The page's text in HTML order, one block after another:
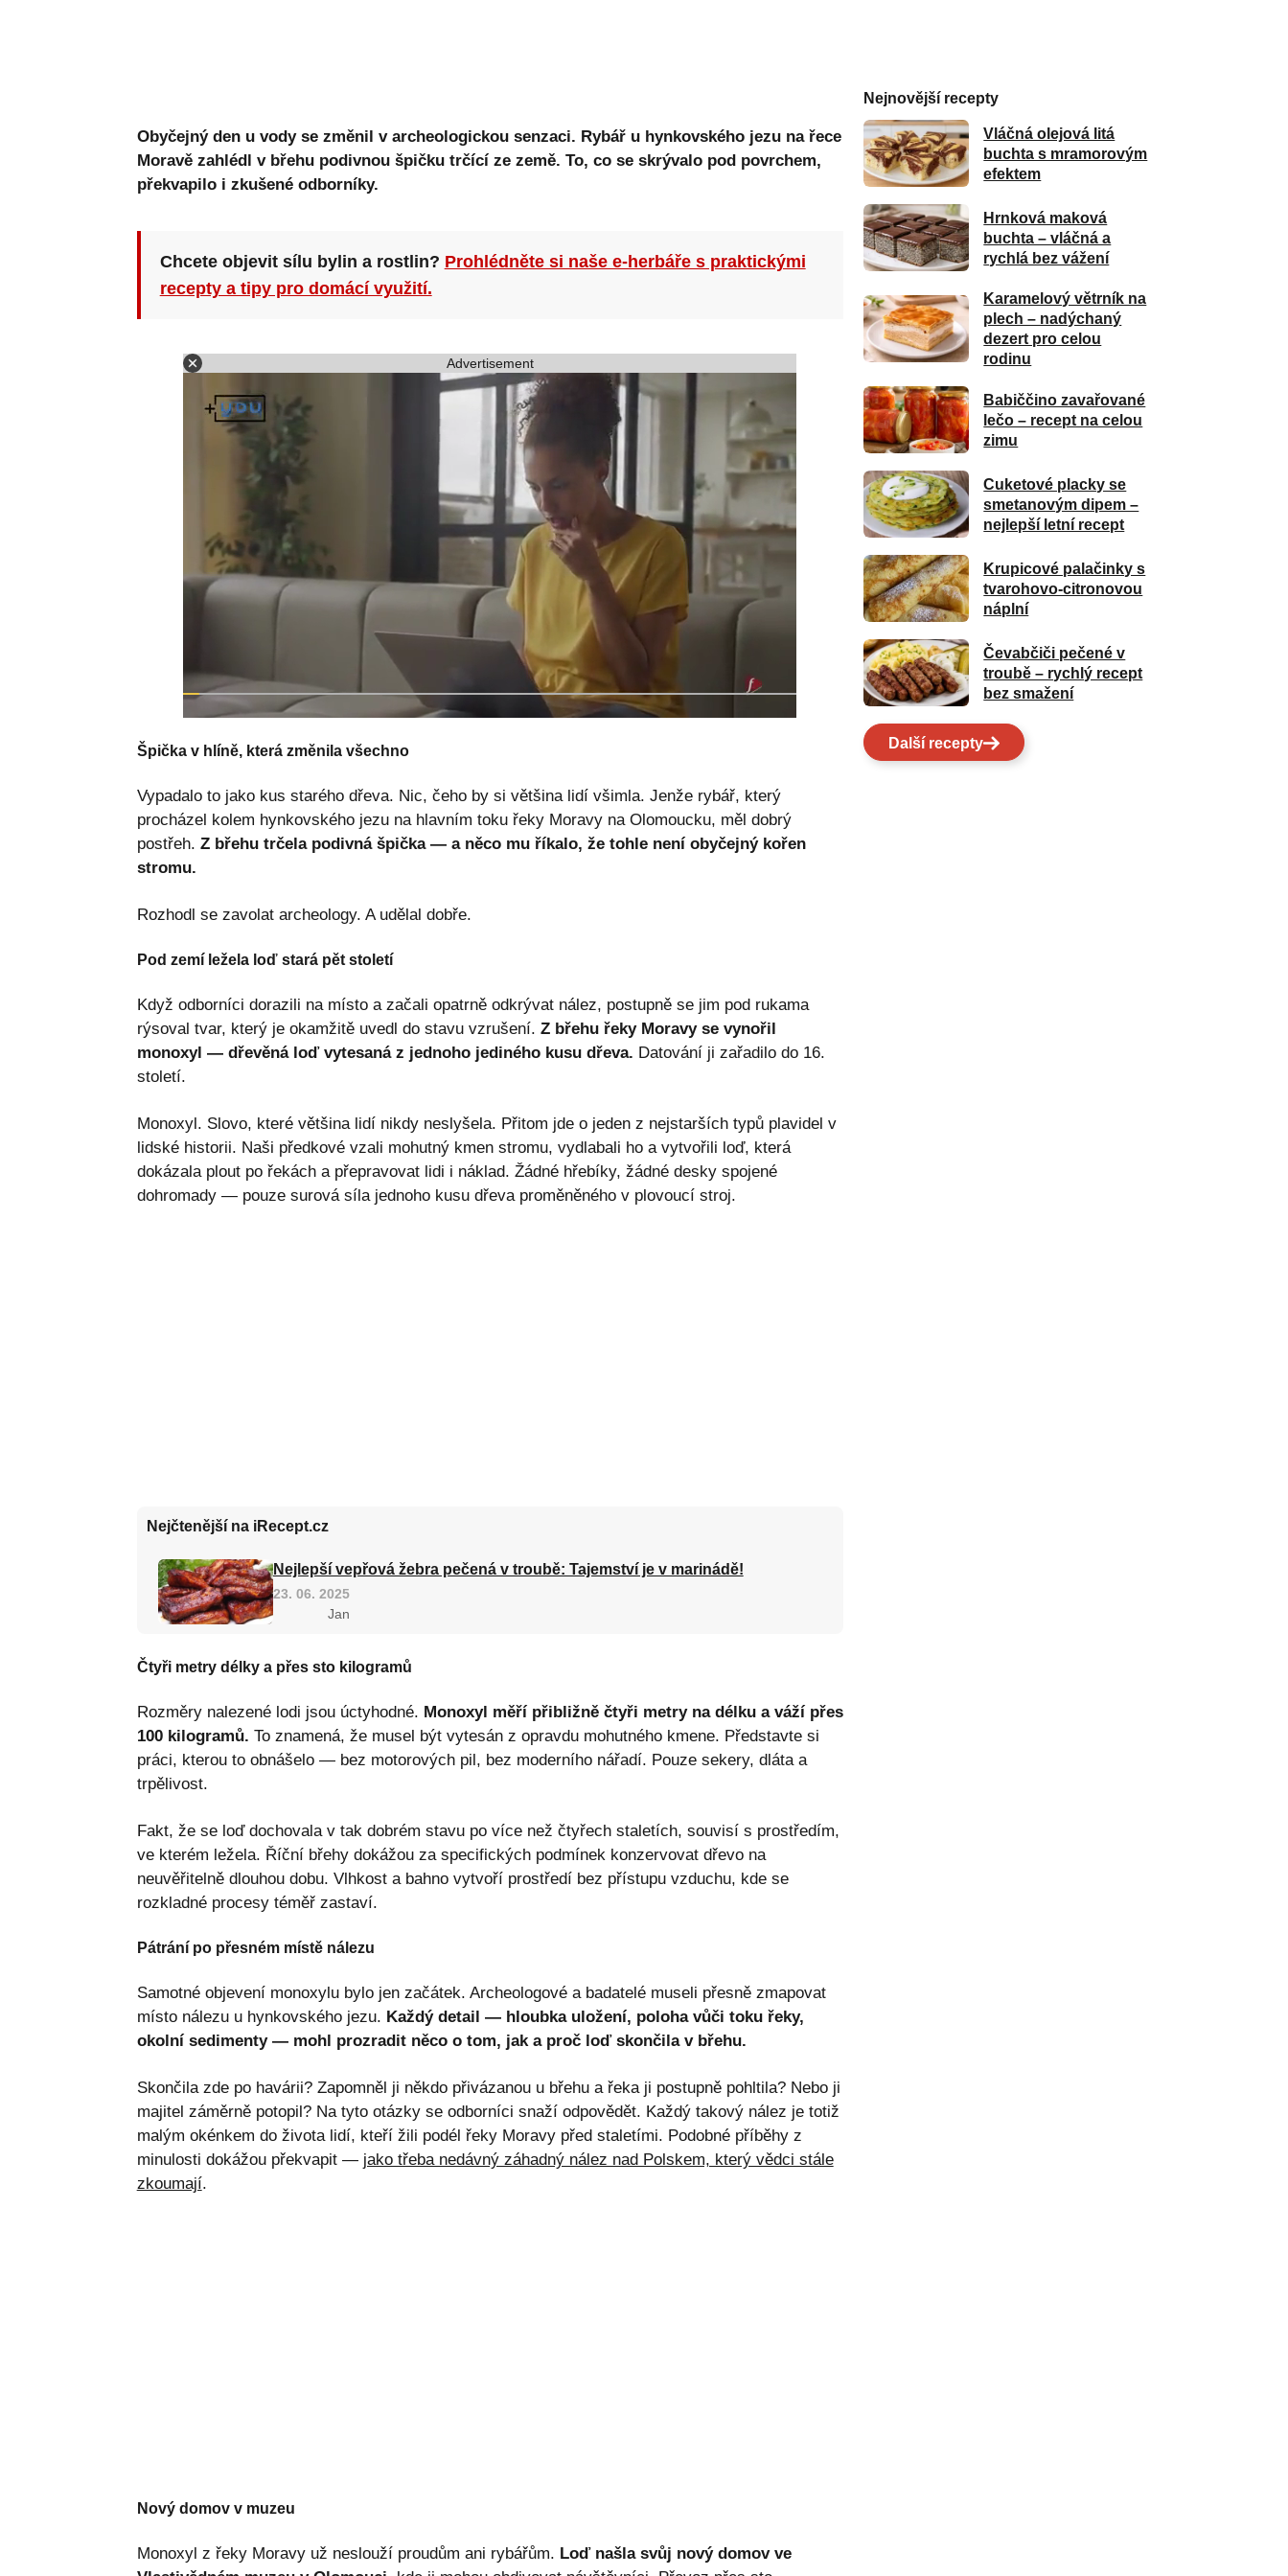
Obyčejný den u vody se změnil v archeologickou senzaci. Rybář u hynkovského jezu na řece
Moravě zahlédl v břehu podivnou špičku trčící ze země. To, co se skrývalo pod povrchem,
překvapilo i zkušené odborníky.
Chcete objevit sílu bylin a rostlin? Prohlédněte si naše e-herbáře s praktickými
recepty a tipy pro domácí využití.
Advertisement
Špička v hlíně, která změnila všechno
Vypadalo to jako kus starého dřeva. Nic, čeho by si většina lidí všimla. Jenže rybář, který
procházel kolem hynkovského jezu na hlavním toku řeky Moravy na Olomoucku, měl dobrý
postřeh. Z břehu trčela podivná špička — a něco mu říkalo, že tohle není obyčejný kořen
stromu.
Rozhodl se zavolat archeology. A udělal dobře.
Pod zemí ležela loď stará pět století
Když odborníci dorazili na místo a začali opatrně odkrývat nález, postupně se jim pod rukama
rýsoval tvar, který je okamžitě uvedl do stavu vzrušení. Z břehu řeky Moravy se vynořil
monoxyl — dřevěná loď vytesaná z jednoho jediného kusu dřeva. Datování ji zařadilo do 16.
století.
Monoxyl. Slovo, které většina lidí nikdy neslyšela. Přitom jde o jeden z nejstarších typů plavidel v
lidské historii. Naši předkové vzali mohutný kmen stromu, vydlabali ho a vytvořili loď, která
dokázala plout po řekách a přepravovat lidi i náklad. Žádné hřebíky, žádné desky spojené
dohromady — pouze surová síla jednoho kusu dřeva proměněného v plovoucí stroj.
Nejčtenější na iRecept.cz
Nejlepší vepřová žebra pečená v troubě: Tajemství je v marinádě!
23. 06. 2025
Jan
Čtyři metry délky a přes sto kilogramů
Rozměry nalezené lodi jsou úctyhodné. Monoxyl měří přibližně čtyři metry na délku a váží přes
100 kilogramů. To znamená, že musel být vytesán z opravdu mohutného kmene. Představte si
práci, kterou to obnášelo — bez motorových pil, bez moderního nářadí. Pouze sekery, dláta a
trpělivost.
Fakt, že se loď dochovala v tak dobrém stavu po více než čtyřech staletích, souvisí s prostředím,
ve kterém ležela. Říční břehy dokážou za specifických podmínek konzervovat dřevo na
neuvěřitelně dlouhou dobu. Vlhkost a bahno vytvoří prostředí bez přístupu vzduchu, kde se
rozkladné procesy téměř zastaví.
Pátrání po přesném místě nálezu
Samotné objevení monoxylu bylo jen začátek. Archeologové a badatelé museli přesně zmapovat
místo nálezu u hynkovského jezu. Každý detail — hloubka uložení, poloha vůči toku řeky,
okolní sedimenty — mohl prozradit něco o tom, jak a proč loď skončila v břehu.
Skončila zde po havárii? Zapomněl ji někdo přivázanou u břehu a řeka ji postupně pohltila? Nebo ji
majitel záměrně potopil? Na tyto otázky se odborníci snaží odpovědět. Každý takový nález je totiž
malým okénkem do života lidí, kteří žili podél řeky Moravy před staletími. Podobné příběhy z
minulosti dokážou překvapit — jako třeba nedávný záhadný nález nad Polskem, který vědci stále
zkoumají.
Nový domov v muzeu
Monoxyl z řeky Moravy už neslouží proudům ani rybářům. Loď našla svůj nový domov ve
Nejnovější recepty
Vláčná olejová litá
buchta s mramorovým
efektem
Hrnková maková
buchta – vláčná a
rychlá bez vážení
Karamelový větrník na
plech – nadýchaný
dezert pro celou
rodinu
Babiččino zavařované
lečo – recept na celou
zimu
Cuketové placky se
smetanovým dipem –
nejlepší letní recept
Krupicové palačinky s
tvarohovo-citronovou
náplní
Čevabčiči pečené v
troubě – rychlý recept
bez smažení
Další recepty